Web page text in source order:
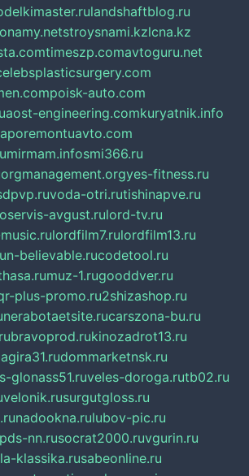
landshaftblog.ru
stroysnami.kzlcna.kz
timeszp.comavtoguru.net
poisk-auto.com
ost-engineering.comkuryatnik.info
poremontuavto.com
mirmam.infosmi366.ru
orgmanagement.orgyes-fitness.ru
voda-otri.rutishinapve.ru
avgust.rulord-tv.ru
lordfilm7.rulordfilm13.ru
un-believable.rucodetool.ru
muz-1.rugooddver.ru
plus-promo.ru2shizashop.ru
nerabotaetsite.rucarszona-bu.ru
bravoprod.rukinozadrot13.ru
dommarketnsk.ru
glonass51.ruveles-doroga.rutb02.ru
velonik.rusurgutgloss.ru
nadookna.rulubov-pic.ru
pds-nn.rusocrat2000.ruvgurin.ru
klassika.rusabeonline.ru